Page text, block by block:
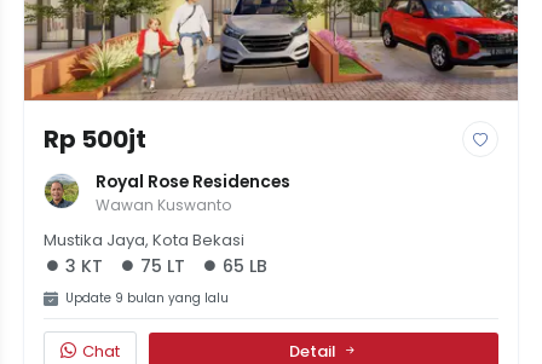
Rp 500jt
Royal Rose Residences
Wawan Kuswanto
Mustika Jaya, Kota Bekasi
3 KT 75 LT 65 LB
Update 9 bulan yang lalu
Chat Detail